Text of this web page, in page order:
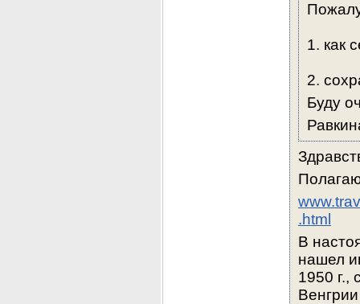
1. как
2.
Буду
.html
В
нашел
1950 г.,